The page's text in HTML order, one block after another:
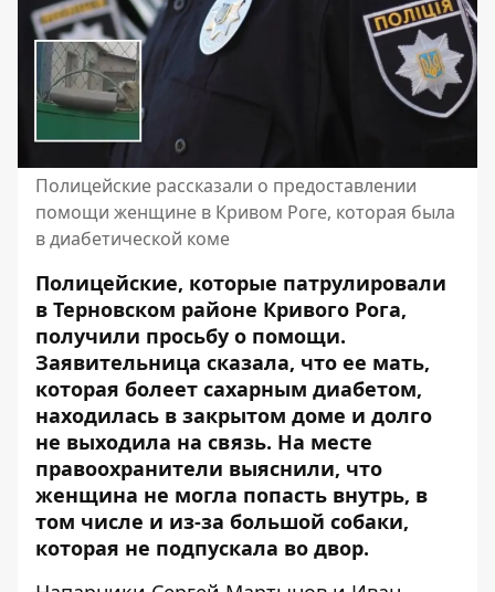
Полицейские рассказали о предоставлении
помощи женщине в Кривом Роге, которая была
в диабетической коме
Полицейские, которые патрулировали
в Терновском районе Кривого Рога,
получили просьбу о помощи.
Заявительница сказала, что ее мать,
которая болеет сахарным диабетом,
находилась в закрытом доме и долго
не выходила на связь. На месте
правоохранители выяснили, что
женщина не могла попасть внутрь, в
том числе и из-за большой собаки,
которая не подпускала во двор.